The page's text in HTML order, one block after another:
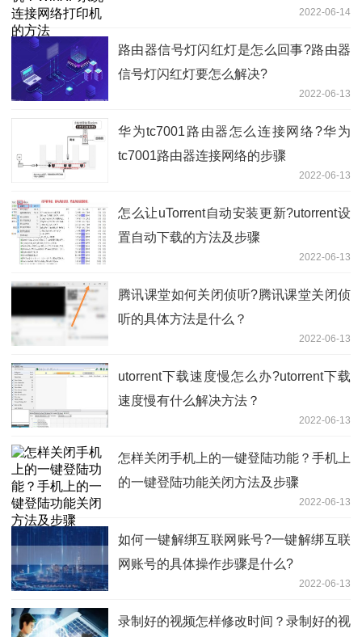
2022-06-14
路由器信号灯闪红灯是怎么回事?路由器
信号灯闪红灯要怎么解决?
2022-06-13
华为tc7001路由器怎么连接网络?华为
tc7001路由器连接网络的步骤
2022-06-13
怎么让uTorrent自动安装更新?utorrent设
置自动下载的方法及步骤
2022-06-13
腾讯课堂如何关闭侦听?腾讯课堂关闭侦
听的具体方法是什么？
2022-06-13
utorrent下载速度慢怎么办?utorrent下载
速度慢有什么解决方法？
2022-06-13
怎样关闭手机上的一键登陆功能？手机上
的一键登陆功能关闭方法及步骤
2022-06-13
如何一键解绑互联网账号?一键解绑互联
网账号的具体操作步骤是什么?
2022-06-13
录制好的视频怎样修改时间？录制好的视